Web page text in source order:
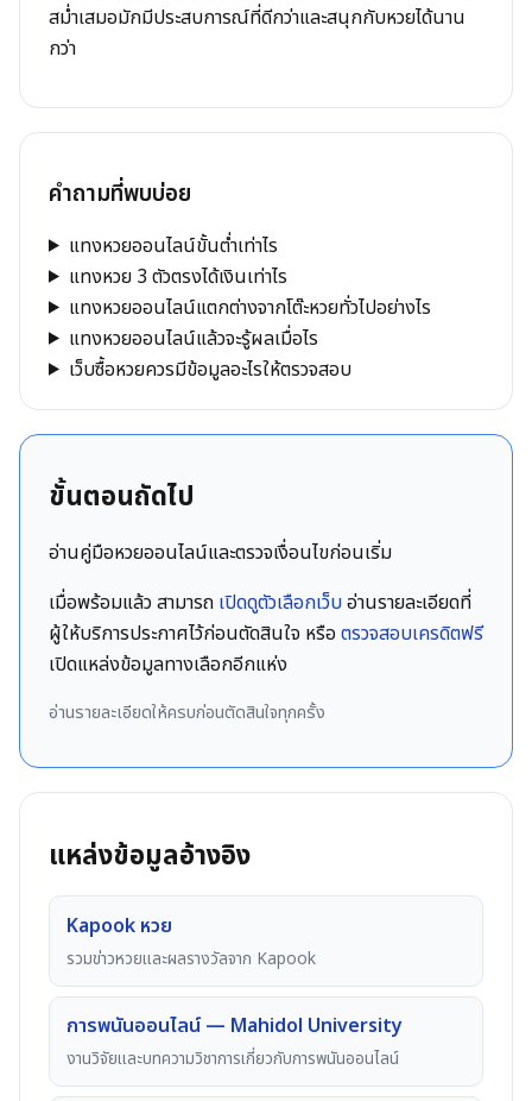
สม่ำเสมอมักมีประสบการณ์ที่ดีกว่าและสนุกกับหวยได้นาน
กว่า
คำถามที่พบบ่อย
แทงหวยออนไลน์ขั้นต่ำเท่าไร
แทงหวย 3 ตัวตรงได้เงินเท่าไร
แทงหวยออนไลน์แตกต่างจากโต๊ะหวยทั่วไปอย่างไร
แทงหวยออนไลน์แล้วจะรู้ผลเมื่อไร
เว็บซื้อหวยควรมีข้อมูลอะไรให้ตรวจสอบ
ขั้นตอนถัดไป
อ่านคู่มือหวยออนไลน์และตรวจเงื่อนไขก่อนเริ่ม
เมื่อพร้อมแล้ว สามารถ เปิดดูตัวเลือกเว็บอ่านรายละเอียดที่
ผู้ให้บริการประกาศไว้ก่อนตัดสินใจ หรือ ตรวจสอบเครดิตฟรี
เปิดแหล่งข้อมูลทางเลือกอีกแห่ง
อ่านรายละเอียดให้ครบก่อนตัดสินใจทุกครั้ง
แหล่งข้อมูลอ้างอิง
Kapook หวย
รวมข่าวหวยและผลรางวัลจาก Kapook
การพนันออนไลน์ — Mahidol University
งานวิจัยและบทความวิชาการเกี่ยวกับการพนันออนไลน์